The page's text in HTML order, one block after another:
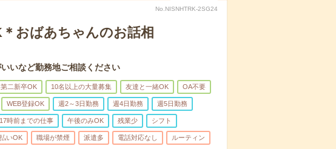
No.NISNHTRK-2SG24
おばあちゃんのお話相
いなど勤務地ご相談ください
二新卒OK 10名以上の大量募集 友達と一緒OK OA不要
WEB登録OK 週2～3日勤務 週4日勤務 週5日勤務
17時前までの仕事 午後のみOK 残業少 シフト
いOK 職場が禁煙 派遣多 電話対応なし ルーティン